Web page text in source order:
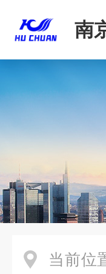
南
当前位